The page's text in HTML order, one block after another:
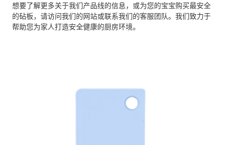
想要了解更多关于我们产品线的信息，或为您的宝宝购买最安全
的砧板，请访问我们的网站或联系我们的客服团队。我们致力于
帮助您为家人打造安全健康的厨房环境。